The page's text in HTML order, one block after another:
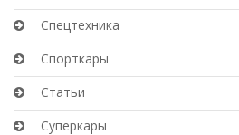
Спецтехника
Спорткары
Статьи
Суперкары